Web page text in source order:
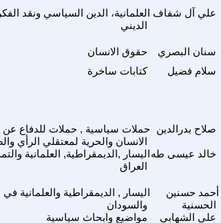
العلمانية، الدين السياسي ونقد الفكر
الديني
علي آل شفاف
حقوق الانسان سنان البصري
كتابات ساخرة
سلام فضيل
حملات سياسية , حملات للدفاع
الانسان والحرية لمعتقلي الرأي
صلاح بدرالدين
اليسار ,الديمقراطية, العلمانية
العراق
خالد عيسى طه
اليسار , الديمقراطية والعلمانية
والسودان
أحمد حسنين
الحسنية
مواضيع وابحاث سياسية علي الشهابي